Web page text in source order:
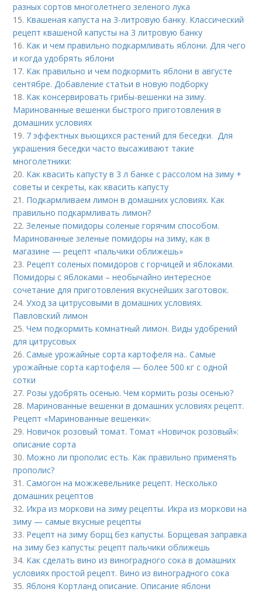
разных сортов многолетнего зеленого лука
15. Квашеная капуста на 3-литровую банку. Классический
рецепт квашеной капусты на 3 литровую банку
16. Как и чем правильно подкармливать яблони. Для чего
и когда удобрять яблони
17. Как правильно и чем подкормить яблони в августе
сентябре. Добавление статьи в новую подборку
18. Как консервировать грибы-вешенки на зиму.
Маринованные вешенки быстрого приготовления в
домашних условиях
19. 7 эффектных вьющихся растений для беседки. Для
украшения беседки часто высаживают такие
многолетники:
20. Как квасить капусту в 3 л банке с рассолом на зиму +
советы и секреты, как квасить капусту
21. Подкармливаем лимон в домашних условиях. Как
правильно подкармливать лимон?
22.Зеленые помидоры соленые горячим способом.
Маринованные зеленые помидоры на зиму, как в
магазине — рецепт «пальчики оближешь»
23. Рецепт соленых помидоров с горчицей и яблоками.
Помидоры с яблоками – необычайно интересное
сочетание для приготовления вкуснейших заготовок.
24.Уход за цитрусовыми в домашних условиях.
Павловский лимон
25.Чем подкормить комнатный лимон. Виды удобрений
для цитрусовых
26.Самые урожайные сорта картофеля на.. Самые
урожайные сорта картофеля — более 500 кг с одной
сотки
27. Розы удобрять осенью. Чем кормить розы осенью?
28. Маринованные вешенки в домашних условиях рецепт.
Рецепт «Маринованные вешенки»:
29. Новичок розовый томат. Томат «Новичок розовый»:
описание сорта
30. Можно ли прополис есть. Как правильно применять
прополис?
31.Самогон на можжевельнике рецепт. Несколько
домашних рецептов
32. Икра из моркови на зиму рецепты. Икра из моркови на
зиму — самые вкусные рецепты
33. Рецепт на зиму борщ без капусты. Борщевая заправка
на зиму без капусты: рецепт пальчики оближешь
34. Как сделать вино из виноградного сока в домашних
условиях простой рецепт. Вино из виноградного сока
35. Яблоня Кортланд описание. Описание яблони